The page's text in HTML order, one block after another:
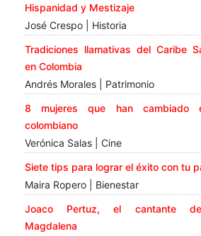
Hispanidad y Mestizaje
José Crespo | Historia
Tradiciones llamativas del Caribe
en Colombia
Andrés Morales | Patrimonio
8 mujeres que han cambiado
colombiano
Verónica Salas | Cine
Siete tips para lograr el éxito con tu
Maira Ropero | Bienestar
Joaco Pertuz, el cantante
Magdalena